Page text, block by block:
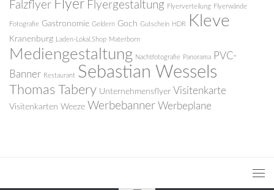
Falzflyer Flyer Flyergestaltung Flyerverteilung Flyerwände
Fotografie Gastronomie Geldern Goch Gutschein HDR Kleve
Kranenburg Laden-Lokal.Shop Materborn
Mediengestaltung Nachtfotografie Panorama PVC-
Banner Restaurant Sebastian Wessels
Thomas Tabery Unternehmensflyer Visitenkarte
Visitenkarten Weeze Werbebanner Werbeplane